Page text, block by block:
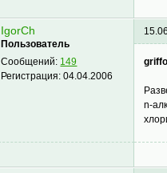
IgorCh
Пользователь
Сообщений: 149
Регистрация:04.04.2006
n-